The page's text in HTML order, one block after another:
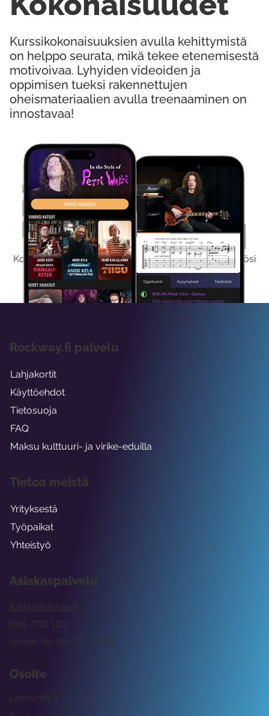
Kokeile Ilmaiseksi
Kokeilemalla ilmaiseksi saat koko sisältömme käyttöösi
viikon ajaksi.
Kurssikokonaisuuksien avulla kehittymistä
on helppo seurata, mikä tekee etenemisestä
motivoivaa. Lyhyiden videoiden ja
oppimisen tueksi rakennettujen
oheismateriaalien avulla treenaaminen on
innostavaa!
Asiakaspalvelu
tuki@rockway.fi
Arkisin klo 09:00 -15:00
045 7731 1111
Osoite
Lemuntie 3-5
Rockway.fi palvelu
Lahjakortit
Käyttöehdot
Tietosuoja
FAQ
Maksu kulttuuri- ja virike-eduilla
Tietoa meistä
Yrityksestä
Työpaikat
Yhteistyö